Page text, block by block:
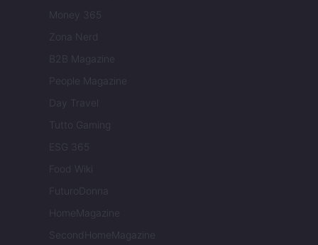
Money 365
Zona Nerd
B2B Magazine
People Magazine
Day Travel
Tutto Gaming
ESG 365
Food Wiki
FuturoDonna
HomeMagazine
SecondHomeMagazine